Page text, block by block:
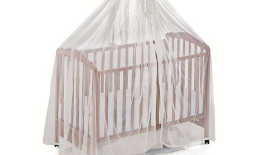
CAMERA COPILULUI
JUCARII
MARSUPII BEBELUSI
LEAGANE COPII
BALANSOARE COPII
Chrome cu detalii negre 3246 lei
Verde cu detalii negre 5646 lei